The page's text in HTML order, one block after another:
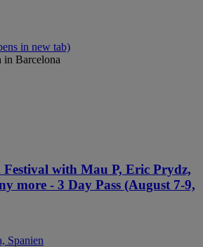
in new tab)
in Barcelona
with Mau P, Eric Prydz,
more - 3 Day Pass (August 7-9,
Spanien